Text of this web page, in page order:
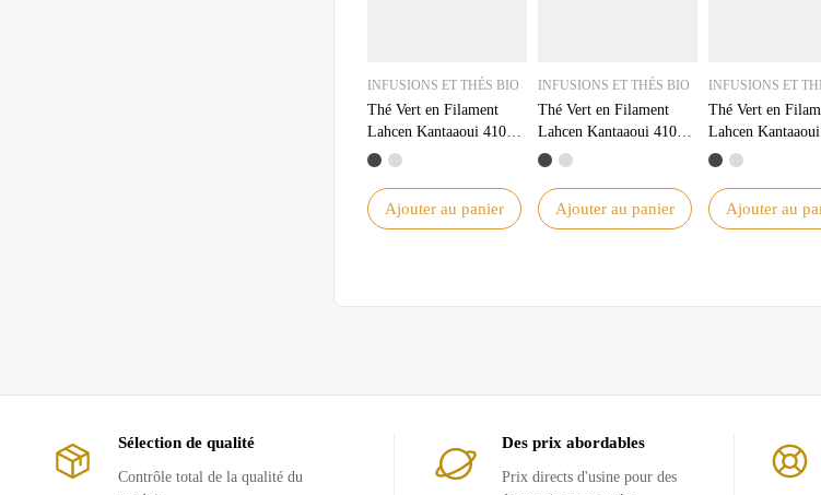
INFUSIONS ET THÉS BIO
Thé Vert en Filament
Lahcen Kantaaoui 41022
500g – Qualité
Authentique
Ajouter au panier
INFUSIONS ET THÉS BIO
Thé Vert en Filament
Lahcen Kantaaoui 41022
500g – Saveur
Supérieure
Ajouter au panier
INFUSIONS ET
Thé Vert en
Lahcen
500g – Saveurs
Naturels
Ajouter au
Sélection de qualité
Contrôle total de la qualité du
Des prix abordables
Prix ​​directs d'usine pour des